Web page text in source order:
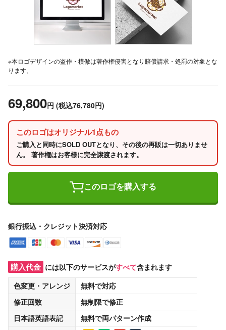
※本ロゴデザインの盗作・模倣は著作権侵害となり賠償請求・処罰の対象とな
ります。
69,800円 (税込76,780円)
このロゴはオリジナル1点もの
ご購入と同時にSOLD OUTとなり、その後の再販は一切ありませ
ん。 著作権はお客様に完全譲渡されます。
このロゴを購入する
銀行振込・クレジット決済対応
購入代金 には以下のサービスがすべて含まれます
色変更・アレンジ
無料で対応
修正回数
無制限で修正
日本語英語表記
無料で両パターン作成